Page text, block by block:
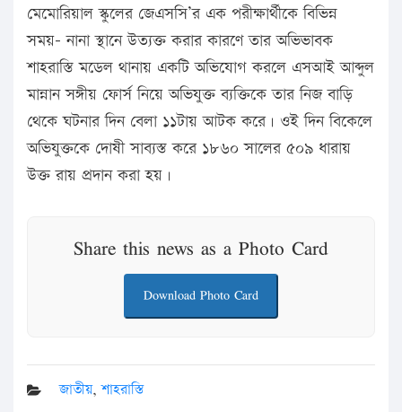
মেমোরিয়াল স্কুলের জেএসসি’র এক পরীক্ষার্থীকে বিভিন্ন
সময়- নানা স্থানে উত্যক্ত করার কারণে তার অভিভাবক
শাহরাস্তি মডেল থানায় একটি অভিযোগ করলে এসআই আব্দুল
মান্নান সঙ্গীয় ফোর্স নিয়ে অভিযুক্ত ব্যক্তিকে তার নিজ বাড়ি
থেকে ঘটনার দিন বেলা ১১টায় আটক করে। ওই দিন বিকেলে
অভিযুক্তকে দোষী সাব্যস্ত করে ১৮৬০ সালের ৫০৯ ধারায়
উক্ত রায় প্রদান করা হয়।
Share this news as a Photo Card
Download Photo Card
জাতীয়,শাহরাস্তি